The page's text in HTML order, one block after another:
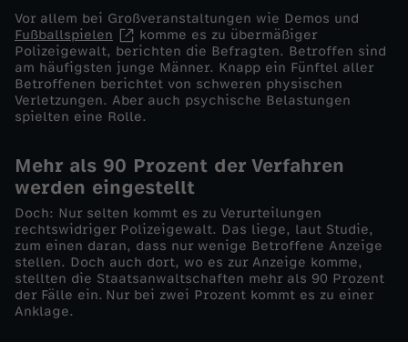
e
C
h
n
c
e
b
Vor allem bei Großveranstaltungen wie Demos und
Fußballspielen
komme es zu übermäßiger
Polizeigewalt, berichten die Befragten. Betroffen sind
am häufigsten junge Männer. Knapp ein Fünftel aller
Betroffenen berichtet von schweren physischen
Verletzungen. Aber auch psychische Belastungen
spielten eine Rolle.
Mehr als 90 Prozent der Verfahren
werden eingestellt
Doch: Nur selten kommt es zu Verurteilungen
rechtswidriger Polizeigewalt. Das liege, laut Studie,
zum einen daran, dass nur wenige Betroffene Anzeige
stellen. Doch auch dort, wo es zur Anzeige komme,
stellten die Staatsanwaltschaften mehr als 90 Prozent
der Fälle ein. Nur bei zwei Prozent kommt es zu einer
Anklage.